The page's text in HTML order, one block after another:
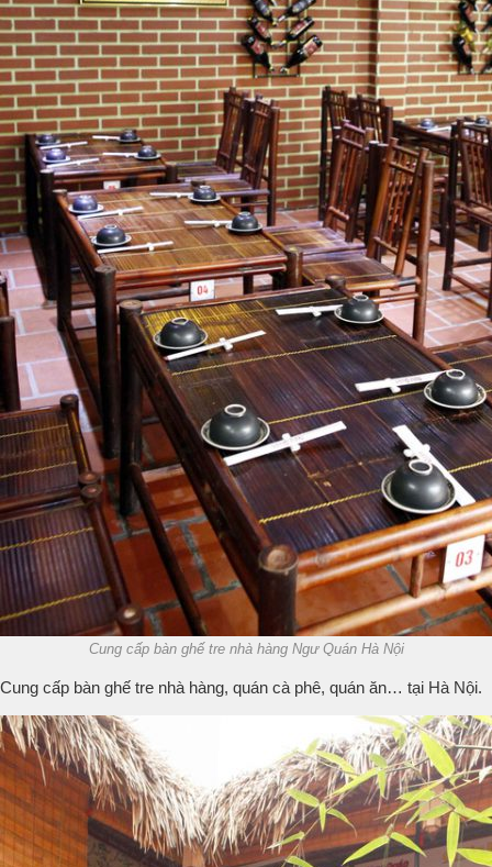
Cung cấp bàn ghế tre nhà hàng Ngư Quán Hà Nội
Cung cấp bàn ghế tre nhà hàng, quán cà phê, quán ăn… tại Hà Nội.